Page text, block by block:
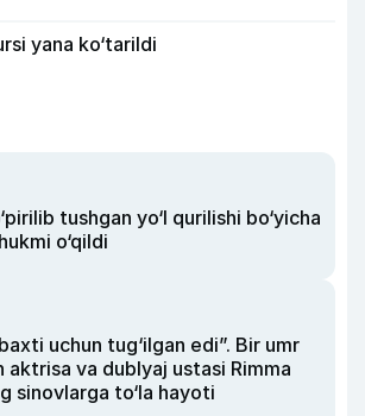
yana ko‘tarildi
tushgan yo‘l qurilishi bo‘yicha
o‘qildi
uchun tug‘ilgan edi”. Bir umr
aktrisa va dublyaj ustasi Rimma
sinovlarga to‘la hayoti